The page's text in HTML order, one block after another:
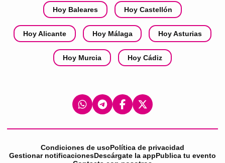
Hoy Baleares Hoy Castellón
Hoy Alicante Hoy Málaga Hoy Asturias
Hoy Murcia Hoy Cádiz
Condiciones de usoPolítica de privacidad
Gestionar notificacionesDescárgate la appPublica tu evento